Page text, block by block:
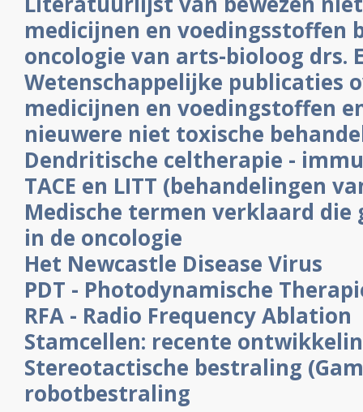
medicijnen en voedingsstoffen
oncologie van arts-bioloog drs.
Wetenschappelijke publicaties
medicijnen en voedingstoffen
nieuwere niet toxische
Dendritische celtherapie -
TACE en LITT (behandelingen
Medische termen verklaard
in de oncologie
Het Newcastle Disease Virus
PDT - Photodynamische
RFA - Radio Frequency Ablation
Stamcellen: recente
Stereotactische bestraling
robotbestraling